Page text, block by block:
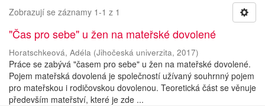
Zobrazují se záznamy 1-1 z 1
"Čas pro sebe" u žen na mateřské dovolené
Horatschkeová, Adéla (Jihočeská univerzita, 2017)
Práce se zabývá "časem pro sebe" u žen na mateřské dovolené.
Pojem mateřská dovolená je společností užívaný souhrnný pojem
pro mateřskou i rodičovskou dovolenou. Teoretická část se věnuje
především mateřství, které je zde ...